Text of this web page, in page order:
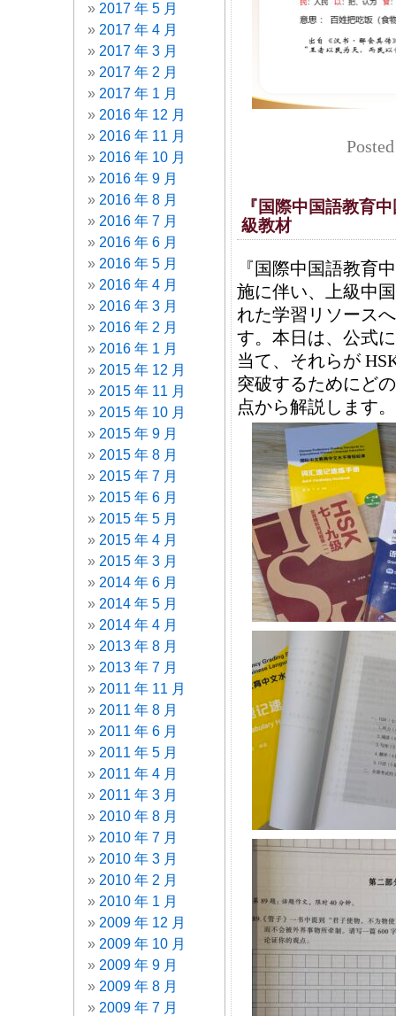
2017 年 5 月
2017 年 4 月
2017 年 3 月
2017 年 2 月
2017 年 1 月
2016 年 12 月
2016 年 11 月
2016 年 10 月
2016 年 9 月
2016 年 8 月
2016 年 7 月
2016 年 6 月
2016 年 5 月
2016 年 4 月
2016 年 3 月
2016 年 2 月
2016 年 1 月
2015 年 12 月
2015 年 11 月
2015 年 10 月
2015 年 9 月
2015 年 8 月
2015 年 7 月
2015 年 6 月
2015 年 5 月
2015 年 4 月
2015 年 3 月
2014 年 6 月
2014 年 5 月
2014 年 4 月
2013 年 8 月
2013 年 7 月
2011 年 11 月
2011 年 8 月
2011 年 6 月
2011 年 5 月
2011 年 4 月
2011 年 3 月
2010 年 8 月
2010 年 7 月
2010 年 3 月
2010 年 2 月
2010 年 1 月
2009 年 12 月
2009 年 10 月
2009 年 9 月
2009 年 8 月
2009 年 7 月
『国際中国語教育
級教材
『国際中国語教育
施に伴い、上級中
れた学習リソース
す。本日は、公式
当て、それらが
突破するためにど
点から解説します。